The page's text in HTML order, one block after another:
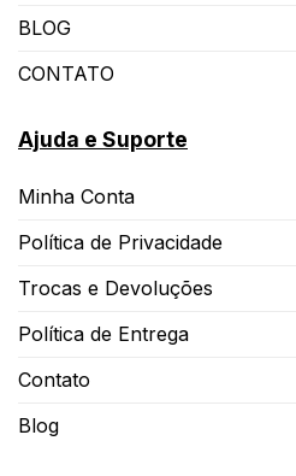
BLOG
CONTATO
Ajuda e Suporte
Minha Conta
Política de Privacidade
Trocas e Devoluções
Política de Entrega
Contato
Blog